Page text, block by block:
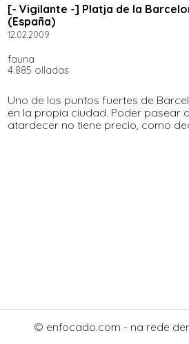
[- Vigilante -] Platja de la
(España)
12.02.2009
fauna
4.885 olladas
Uno de los puntos fuertes de
en la propia ciudad. Poder pasear
atardecer no tiene precio, como
© enfocado.com - na rede